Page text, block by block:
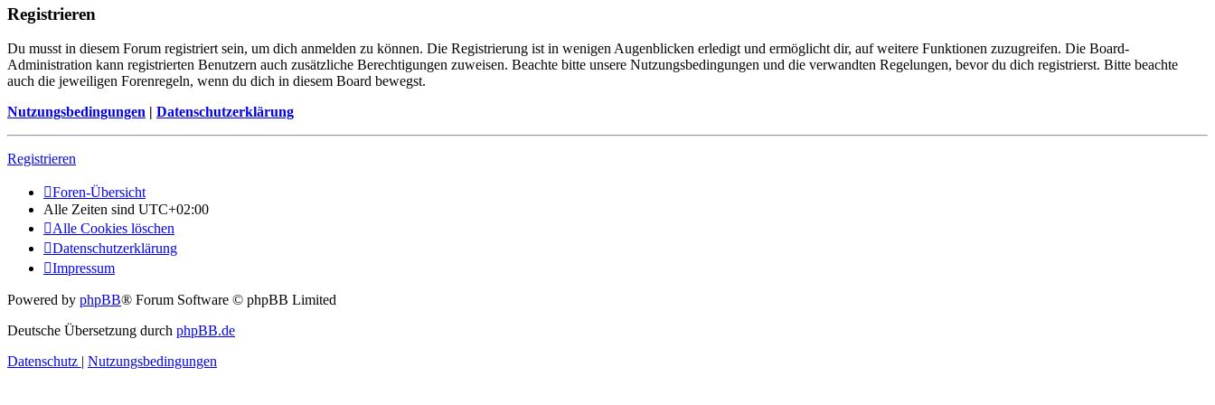
Registrieren
Du musst in diesem Forum registriert sein, um dich anmelden zu können. Die Registrierung ist in wenigen Augenblicken erledigt und ermöglicht dir, auf weitere Funktionen zuzugreifen. Die Board-
Administration kann registrierten Benutzern auch zusätzliche Berechtigungen zuweisen. Beachte bitte unsere Nutzungsbedingungen und die verwandten Regelungen, bevor du dich registrierst. Bitte beachte
auch die jeweiligen Forenregeln, wenn du dich in diesem Board bewegst.
Nutzungsbedingungen | Datenschutzerklärung
Registrieren
Foren-Übersicht
Alle Zeiten sind UTC+02:00
Alle Cookies löschen
Datenschutzerklärung
Impressum
Powered by phpBB® Forum Software © phpBB Limited
Deutsche Übersetzung durch phpBB.de
Datenschutz | Nutzungsbedingungen